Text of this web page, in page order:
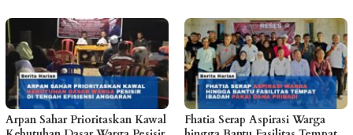
Arpan Sahar Prioritaskan Kawal
Fhatia Serap Aspirasi Warga